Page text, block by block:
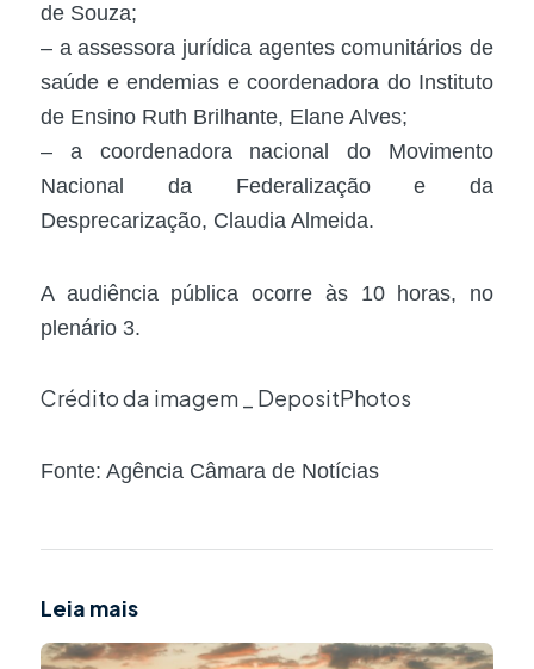
de Souza;
– a assessora jurídica agentes comunitários de
saúde e endemias e coordenadora do Instituto
de Ensino Ruth Brilhante, Elane Alves;
– a coordenadora nacional do Movimento
Nacional da Federalização e da
Desprecarização, Claudia Almeida.
A audiência pública ocorre às 10 horas, no
plenário 3.
Crédito da imagem _ DepositPhotos
Fonte: Agência Câmara de Notícias
Leia mais